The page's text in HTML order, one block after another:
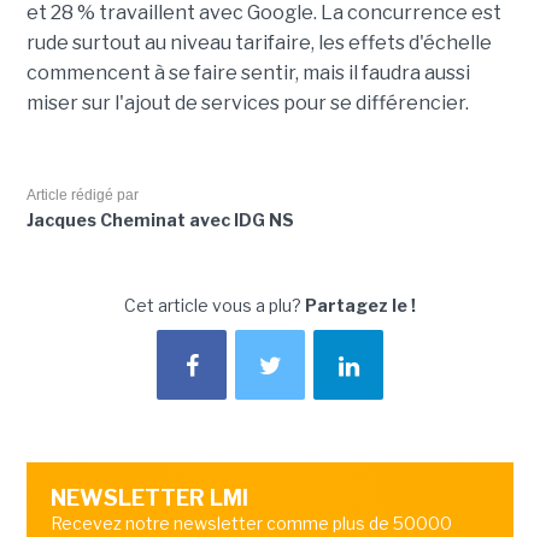
et 28 % travaillent avec Google. La concurrence est
rude surtout au niveau tarifaire, les effets d'échelle
commencent à se faire sentir, mais il faudra aussi
miser sur l'ajout de services pour se différencier.
Article rédigé par
Jacques Cheminat avec IDG NS
Cet article vous a plu? Partagez le !
NEWSLETTER LMI
Recevez notre newsletter comme plus de 50000